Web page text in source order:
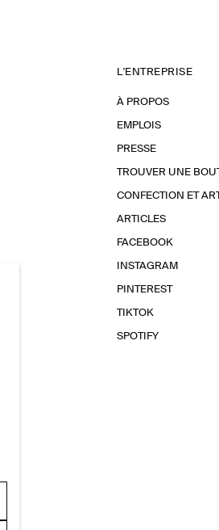
L'ENTREPRISE
À PROPOS
EMPLOIS
PRESSE
TROUVER UNE
CONFECTION ET
ARTICLES
FACEBOOK
INSTAGRAM
PINTEREST
TIKTOK
SPOTIFY